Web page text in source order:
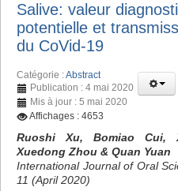
Salive: valeur
potentielle et
du CoVid-19
Catégorie :Abstract
Publication : 4 mai 2020
Mis à jour : 5 mai 2020
Affichages : 4653
Ruoshi Xu, Bomiao Cui,
Xuedong Zhou & Quan Yuan
International Journal of Oral
11 (April 2020)